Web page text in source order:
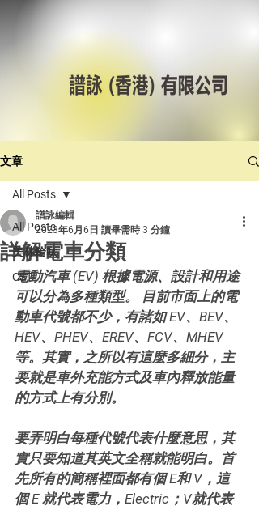
文章
All Posts
美林輪呔
CST
All Posts
詳解電車分類
譜詠編輯
2023年6月6日 讀畢需時 3 分鐘
電動汽車 (EV) 根據電源、設計和用途
可以分為多種類型。 目前市面上的電
動車代號都不少，有諸如 EV、BEV、
HEV、PHEV、EREV、FCV、MHEV
等。其實，之所以有這麼多細分，主
要就是車外充能方式及車內釋放能量
的方式上有分別。
要弄明白每種代號代表什麼意思，其
實只要知道其英文全稱就能明白。首
先所有的簡稱裡面都有個 E和 V，這
個 E 就代表電力，Electric；V就代表